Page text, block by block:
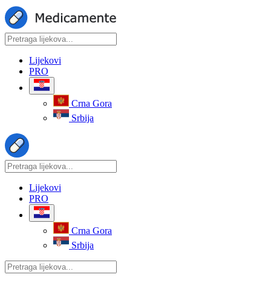
Lijekovi
PRO
Crna Gora
Srbija
Lijekovi
PRO
Crna Gora
Srbija